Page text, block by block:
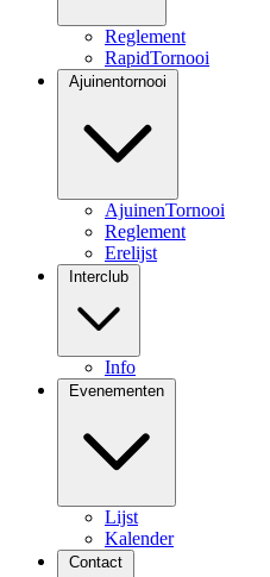
Reglement
RapidTornooi
Ajuinentornooi
AjuinenTornooi
Reglement
Erelijst
Interclub
Info
Evenementen
Lijst
Kalender
Contact